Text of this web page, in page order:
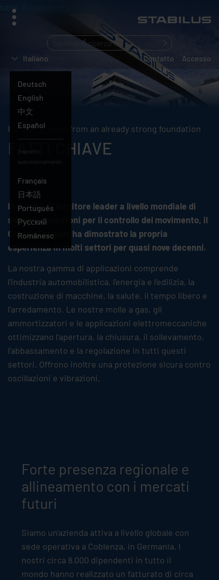
salta al contenuto
menu
Italiano
Deutsch
English
中文
Español
Tradotto
automaticamente:
Français
Italiano
日本語
Português
Русский
Românesc
Contatto Accesso
Further growth from an already strong foundation
FATTI CHIAVE
In qualità di fornitore leader a livello mondiale di
sistemi e soluzioni per il controllo del movimento, il
GruppoStabilus
ha dimostrato la propria
esperienza in molti settori per quasi nove decenni.
La nostra gamma di applicazioni comprende
l'industria automobilistica, l'energia e l'edilizia, la
costruzione di macchine, la salute, il tempo libero e
l'arredamento. Le nostre molle a gas, gli
ammortizzatori e le applicazioni elettromeccaniche
ottimizzano l'apertura, la chiusura, il sollevamento,
l'abbassamento e la regolazione in tutti questi
settori. Offrono inoltre una protezione sicura contro
oscillazioni e vibrazioni.
Forte presenza regionale e
allineamento con i mercati
futuri
Siamo un'azienda attiva a livello globale con
sede operativa a Coblenza, in Germania. I
nostri circa 8.000 dipendenti in tutto il
mondo hanno realizzato un fatturato di circa
Cosa
state
cercando?